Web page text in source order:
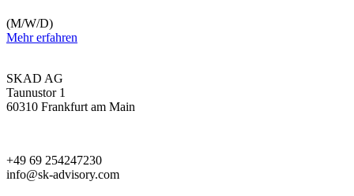
(M/W/D)
Mehr erfahren
SKAD AG
Taunustor 1
60310 Frankfurt am Main
+49 69 254247230
info@sk-advisory.com